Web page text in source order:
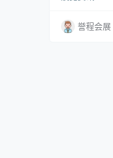
牌。由Liqui
想，该系列
誉程会展